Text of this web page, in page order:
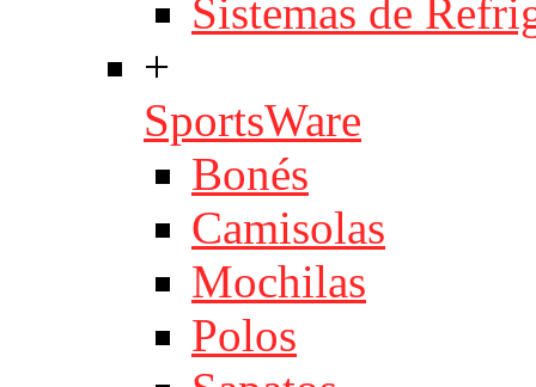
Sistemas de
+
SportsWare
Bonés
Camisolas
Mochilas
Polos